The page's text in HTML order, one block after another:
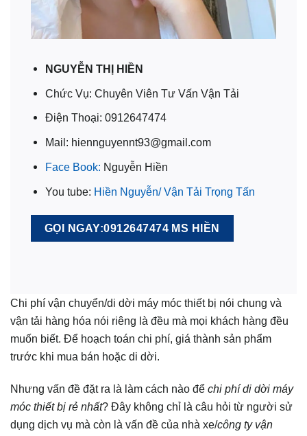
NGUYỄN THỊ HIỀN
Chức Vụ: Chuyên Viên Tư Vấn Vận Tải
Điện Thoại: 0912647474
Mail: hiennguyennt93@gmail.com
Face Book: Nguyễn Hiền
You tube: Hiền Nguyễn/ Vận Tải Trọng Tấn
GỌI NGAY:0912647474 MS HIỀN
Chi phí vận chuyển/di dời máy móc thiết bị nói chung và
vận tải hàng hóa nói riêng là đều mà mọi khách hàng đều
muốn biết. Để hoạch toán chi phí, giá thành sản phẩm
trước khi mua bán hoặc di dời.
Nhưng vấn đề đặt ra là làm cách nào để chi phí di dời máy
móc thiết bị rẻ nhất? Đây không chỉ là câu hỏi từ người sử
dụng dịch vụ mà còn là vấn đề của nhà xe/công ty vận